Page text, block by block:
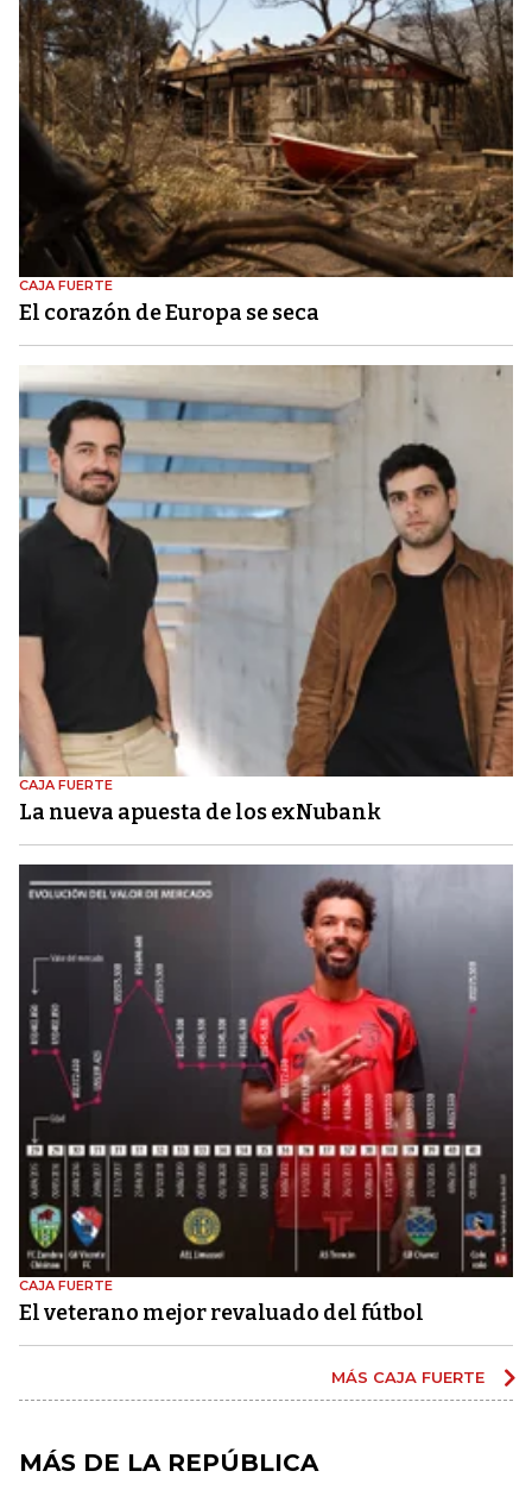
CAJA FUERTE
El corazón de Europa se seca
CAJA FUERTE
La nueva apuesta de los exNubank
CAJA FUERTE
El veterano mejor revaluado del fútbol
MÁS CAJA FUERTE
MÁS DE LA REPÚBLICA